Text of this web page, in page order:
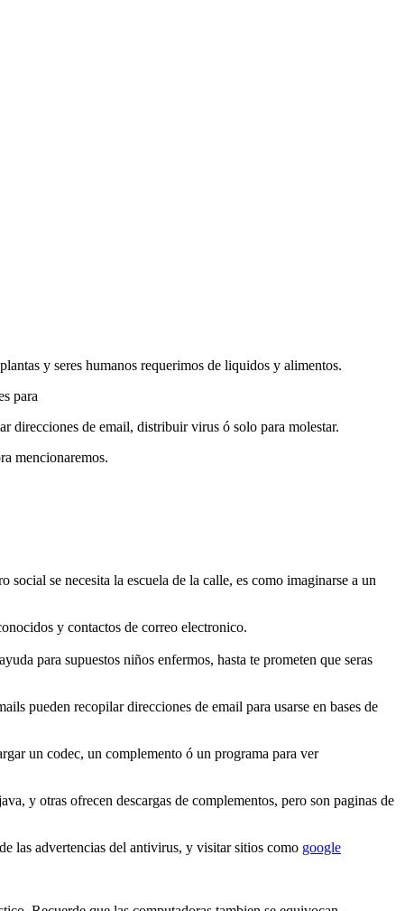
y seres humanos requerimos de liquidos y alimentos.
para
direcciones de email, distribuir virus ó solo para molestar.
mencionaremos.
se necesita la escuela de la calle, es como imaginarse a un
y contactos de correo electronico.
para supuestos niños enfermos, hasta te prometen que seras
pueden recopilar direcciones de email para usarse en bases de
un codec, un complemento ó un programa para ver
y otras ofrecen descargas de complementos, pero son paginas de
las advertencias del antivirus, y visitar sitios como google